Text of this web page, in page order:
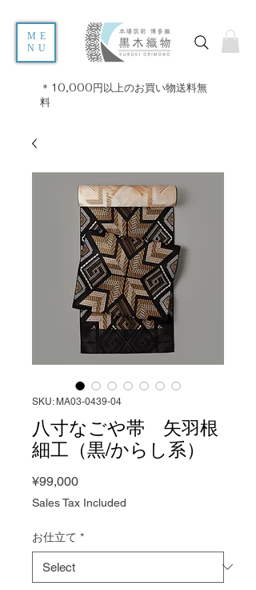
ME
NU
＊10,000円以上のお買い物送料無
料
SKU: MA03-0439‐04
八寸なごや帯 矢羽根
細工（黒/からし系）
¥99,000Price
Sales Tax Included
お仕立て *